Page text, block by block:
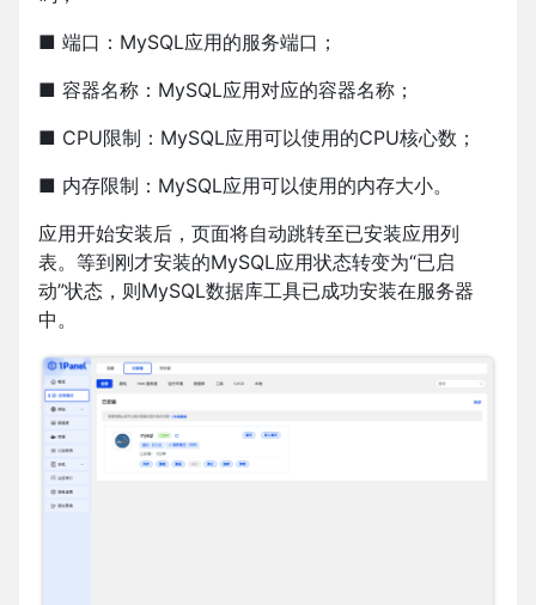
■ 端口：MySQL应用的服务端口；
■ 容器名称：MySQL应用对应的容器名称；
■ CPU限制：MySQL应用可以使用的CPU核心数；
■ 内存限制：MySQL应用可以使用的内存大小。
应用开始安装后，页面将自动跳转至已安装应用列
表。等到刚才安装的MySQL应用状态转变为“已启
动”状态，则MySQL数据库工具已成功安装在服务器
中。